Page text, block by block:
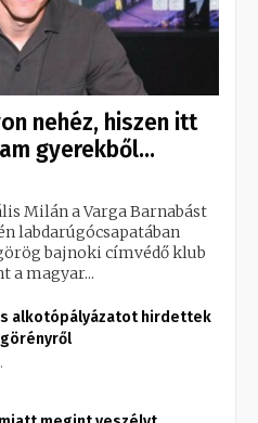
nehéz, hiszen itt
gyerekből...
Milán a Varga Barnabást
labdarúgócsapatában
bajnoki címvédő klub
a magyar...
alkotópályázatot hirdettek